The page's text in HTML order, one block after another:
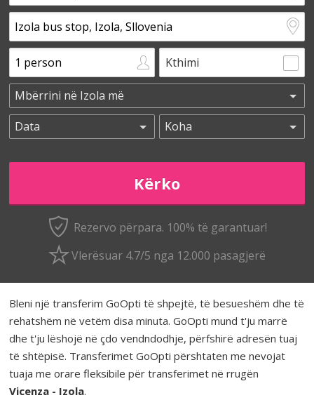
Kthimi
Rezervo përpara. 100% të garantuar!
Vlerësuar 4.7/5 nga 12.000 pasagjerë
Bleni një transferim GoOpti të shpejtë, të besueshëm dhe të
rehatshëm në vetëm disa minuta. GoOpti mund t'ju marrë
dhe t'ju lëshojë në çdo vendndodhje, përfshirë adresën tuaj
të shtëpisë. Transferimet GoOpti përshtaten me nevojat
tuaja me orare fleksibile për transferimet në rrugën
Vicenza - Izola.